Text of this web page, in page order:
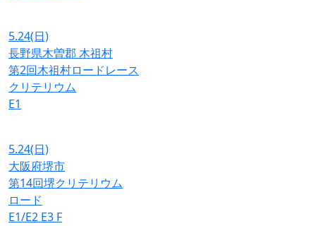
5.24(日)
長野県木曽郡 木祖村
第2回木祖村ロードレース
クリテリウム
E1
5.24(日)
大阪府堺市
第14回堺クリテリウム
ロード
E1/E2 E3 F